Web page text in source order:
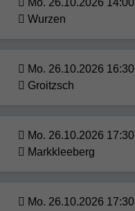
Mo. 26.10.2026 14:00
Wurzen
Mo. 26.10.2026 16:30
Groitzsch
Mo. 26.10.2026 17:30
Markkleeberg
Mo. 26.10.2026 17:30